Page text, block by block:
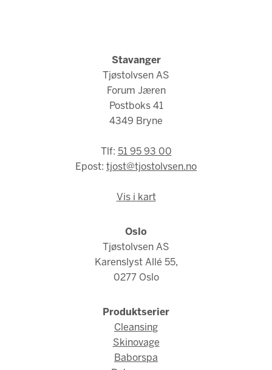
Stavanger
Tjøstolvsen AS
Forum Jæren
Postboks 41
4349 Bryne
Tlf: 51 95 93 00
Epost: tjost@tjostolvsen.no
Vis i kart
Oslo
Tjøstolvsen AS
Karenslyst Allé 55,
0277 Oslo
Produktserier
Cleansing
Skinovage
Baborspa